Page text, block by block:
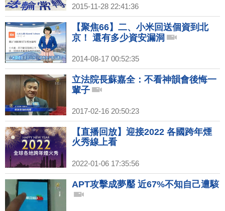
2015-11-28 22:41:36
【聚焦66】二、小米回送個資到北
京！ 還有多少資安漏洞
2014-08-17 00:52:35
立法院長蘇嘉全：不看神韻會後悔一
輩子
2017-02-16 20:50:23
【直播回放】迎接2022 各國跨年煙
火秀線上看
2022-01-06 17:35:56
APT攻擊成夢靨 近67%不知自己遭駭